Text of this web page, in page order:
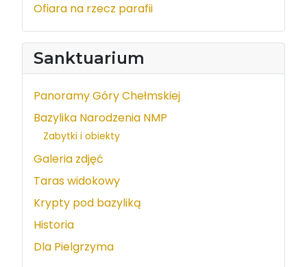
Ofiara na rzecz parafii
Sanktuarium
Panoramy Góry Chełmskiej
Bazylika Narodzenia NMP
Zabytki i obiekty
Galeria zdjęć
Taras widokowy
Krypty pod bazyliką
Historia
Dla Pielgrzyma